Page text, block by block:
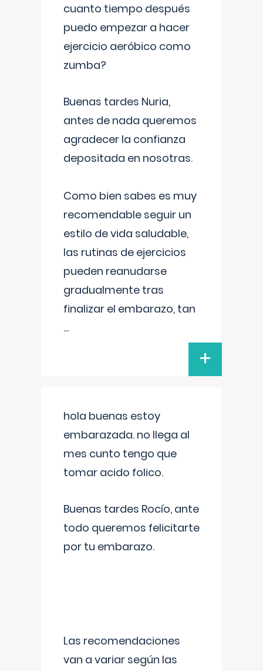
cuanto tiempo después
puedo empezar a hacer
ejercicio aeróbico como
zumba?
Buenas tardes Nuria,
antes de nada queremos
agradecer la confianza
depositada en nosotras.
Como bien sabes es muy
recomendable seguir un
estilo de vida saludable,
las rutinas de ejercicios
pueden reanudarse
gradualmente tras
finalizar el embarazo, tan
...
+
hola buenas estoy
embarazada. no llega al
mes cunto tengo que
tomar acido folico.
Buenas tardes Rocío, ante
todo queremos felicitarte
por tu embarazo.
Las recomendaciones
van a variar según las